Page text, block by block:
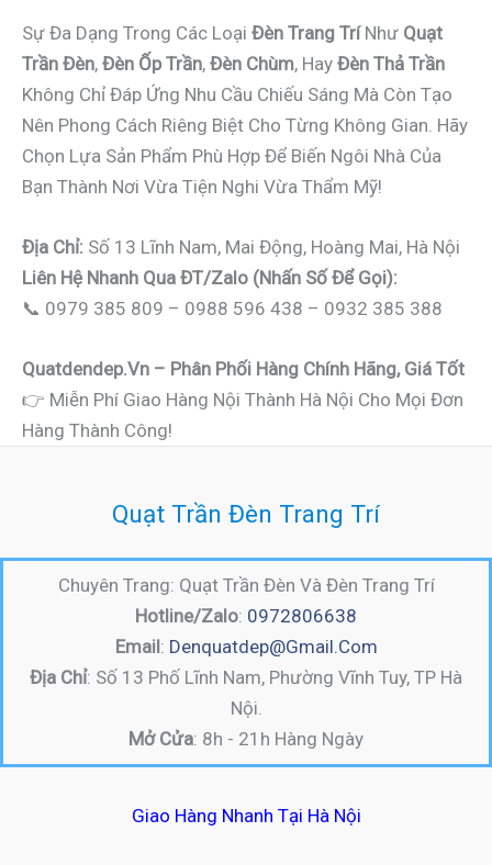
Sự Đa Dạng Trong Các Loại Đèn Trang TríNhư Quạt
Trần Đèn, Đèn Ốp Trần, Đèn Chùm, Hay Đèn Thả Trần
Không Chỉ Đáp Ứng Nhu Cầu Chiếu Sáng Mà Còn Tạo
Nên Phong Cách Riêng Biệt Cho Từng Không Gian. Hãy
Chọn Lựa Sản Phẩm Phù Hợp Để Biến Ngôi Nhà Của
Bạn Thành Nơi Vừa Tiện Nghi Vừa Thẩm Mỹ!
Địa Chỉ: Số 13 Lĩnh Nam, Mai Động, Hoàng Mai, Hà Nội
Liên Hệ Nhanh Qua ĐT/Zalo (nhấn Số Để Gọi):
📞 0979 385 809 – 0988 596 438 – 0932 385 388
Quatdendep.vn – Phân Phối Hàng Chính Hãng, Giá Tốt
👉 Miễn Phí Giao Hàng Nội Thành Hà Nội Cho Mọi Đơn
Hàng Thành Công!
Quạt Trần Đèn Trang Trí
Chuyên Trang: Quạt Trần Đèn Và Đèn Trang Trí
Hotline/Zalo: 0972806638
Email: Denquatdep@gmail.com
Địa Chỉ: Số 13 Phố Lĩnh Nam, Phường Vĩnh Tuy, TP Hà
Nội.
Mở Cửa: 8h - 21h Hàng Ngày
Giao Hàng Nhanh Tại Hà Nội